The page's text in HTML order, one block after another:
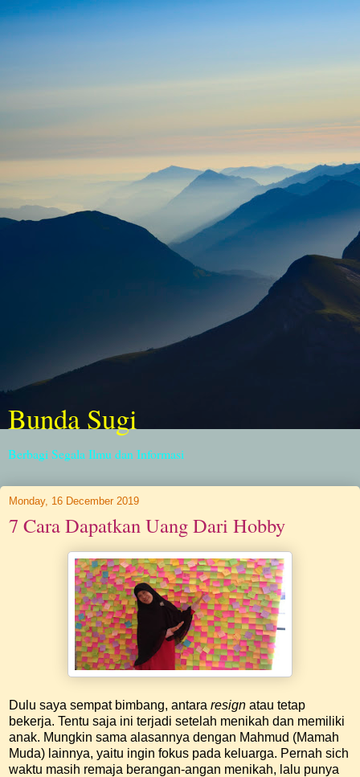
Bunda Sugi
Berbagi Segala Ilmu dan Informasi
Monday, 16 December 2019
7 Cara Dapatkan Uang Dari Hobby
Dulu saya sempat bimbang, antara resign atau tetap
bekerja. Tentu saja ini terjadi setelah menikah dan memiliki
anak. Mungkin sama alasannya dengan Mahmud (Mamah
Muda) lainnya, yaitu ingin fokus pada keluarga. Pernah sich
waktu masih remaja berangan-angan menikah, lalu punya